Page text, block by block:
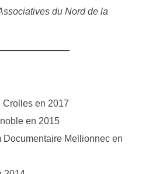
du Nord de la
Crolles en 2017
en 2015
Documentaire Mellionnec en